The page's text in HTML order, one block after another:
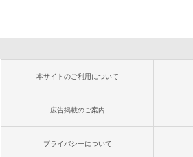
本サイトのご利用について
広告掲載のご案内
プライバシーについて